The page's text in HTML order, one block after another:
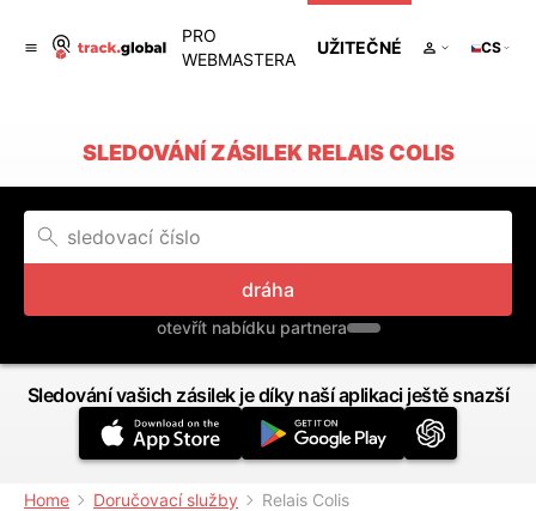
PRO
WEBMASTERA
UŽITEČNÉ CS
SLEDOVÁNÍ ZÁSILEK RELAIS COLIS
dráha
otevřít nabídku partnera
Sledování vašich zásilek je díky naší aplikaci ještě snazší
Home Doručovací služby Relais Colis